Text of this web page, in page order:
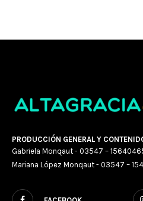
PRODUCCIÓN GENERAL Y
Gabriela Monqaut - 03547 –
Mariana López Monqaut - 03547 –